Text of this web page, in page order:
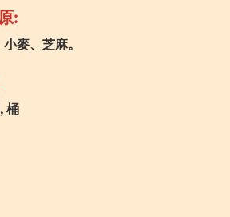
:
麥、芝麻。
桶